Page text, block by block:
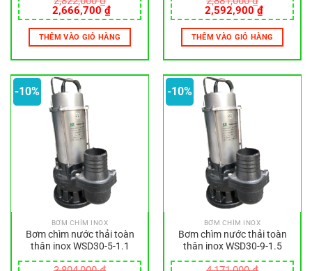
Giá
gốc
là:
2,822,000 ₫.
2,666,700 ₫Giá
hiện
tại
là:
2,666,700 ₫.
THÊM VÀO GIỎ HÀNG
Giá
gốc
là:
2,881,000 ₫.
2,592,900 ₫Giá
hiện
tại
là:
THÊM VÀO GIỎ HÀNG
-10%
BƠM CHÌM INOX
Bơm chìm nước thải toàn
thân inox WSD30-5-1.1
-10%
BƠM CHÌM INOX
Bơm chìm nước thải toàn
thân inox WSD30-9-1.5